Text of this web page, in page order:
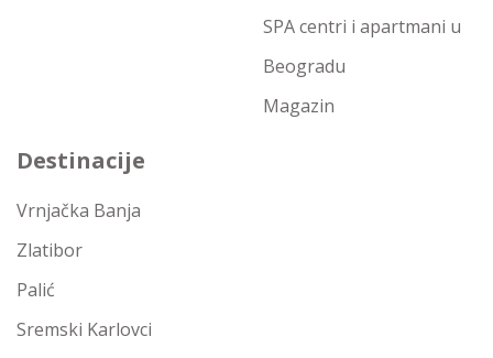
SPA centri i apartmani u
Beogradu
Magazin
Destinacije
Vrnjačka Banja
Zlatibor
Palić
Sremski Karlovci